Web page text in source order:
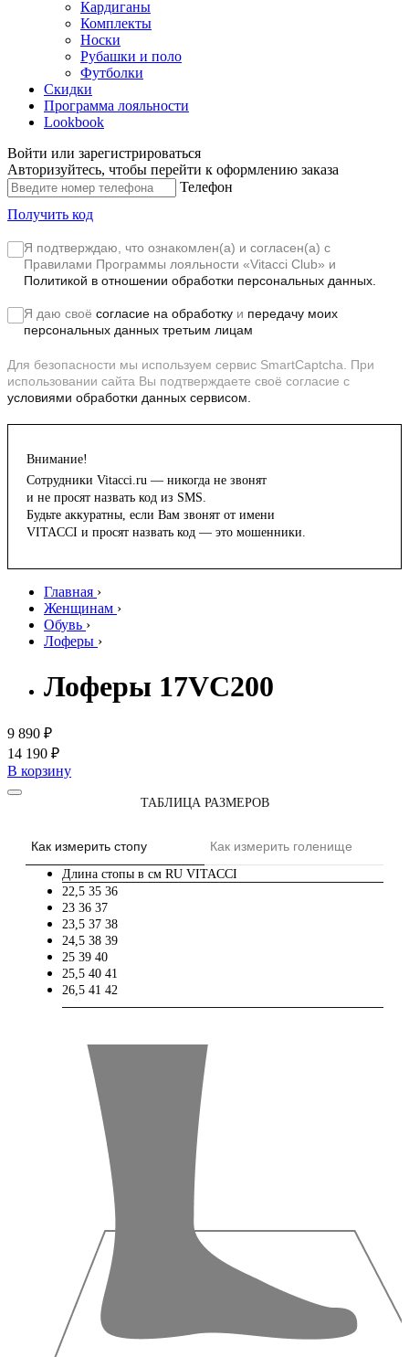
Кардиганы
Комплекты
Носки
Рубашки и поло
Футболки
Скидки
Программа лояльности
Lookbook
Войти или зарегистрироваться
Авторизуйтесь, чтобы перейти к оформлению заказа
Телефон
Получить код
Я подтверждаю, что ознакомлен(а) и согласен(а) с
Правилами Программы лояльности «Vitacci Club» и
Политикой в отношении обработки персональных данных.
Я даю своё согласие на обработку и передачу моих
персональных данных третьим лицам
Для безопасности мы используем сервис SmartCaptcha. При
использовании сайта Вы подтверждаете своё согласие с
условиями обработки данных сервисом.
Внимание!
Сотрудники Vitacci.ru — никогда не звонят
и не просят назвать код из SMS.
Будьте аккуратны, если Вам звонят от имени
VITACCI и просят назвать код — это мошенники.
Главная ›
Женщинам ›
Обувь ›
Лоферы ›
Лоферы 17VC200
9 890 ₽
14 190 ₽
В корзину
ТАБЛИЦА РАЗМЕРОВ
Как измерить стопу Как измерить голенище
Длина стопы в см RU VITACCI
22,5 35 36
23 36 37
23,5 37 38
24,5 38 39
25 39 40
25,5 40 41
26,5 41 42